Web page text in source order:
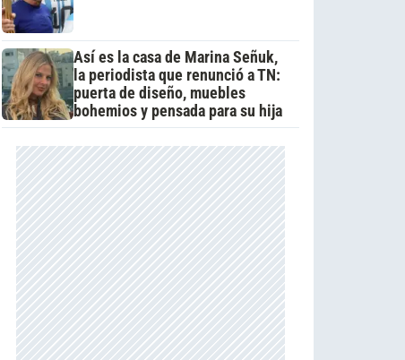
Así es la casa de Marina Señuk,
la periodista que renunció a TN:
puerta de diseño, muebles
bohemios y pensada para su hija